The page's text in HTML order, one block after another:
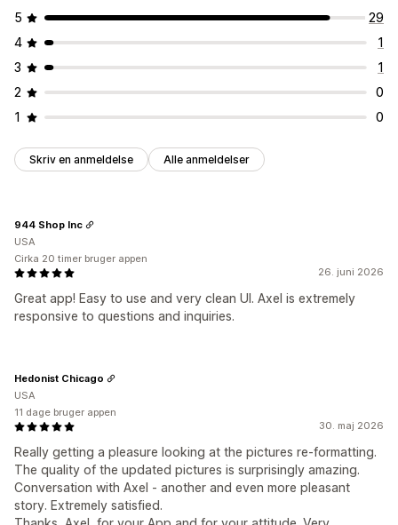
5
29
4
1
3
1
2
0
1
0
Skriv en anmeldelse Alle anmeldelser
26. juni 2026
Great app! Easy to use and very clean UI. Axel is extremely
responsive to questions and inquiries.
944 Shop Inc
USA
Cirka 20 timer bruger appen
30. maj 2026
Really getting a pleasure looking at the pictures re-formatting.
The quality of the updated pictures is surprisingly amazing.
Conversation with Axel - another and even more pleasant
story. Extremely satisfied.
Hedonist Chicago
USA
11 dage bruger appen